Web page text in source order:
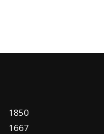
1850
1667